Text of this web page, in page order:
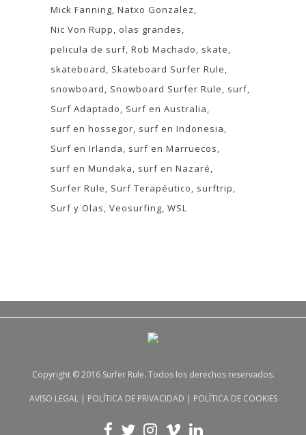
Mick Fanning Natxo Gonzalez
Nic Von Rupp
olas grandes
pelicula de surf Rob Machado
skate
skateboard
Skateboard Surfer Rule
snowboard
Snowboard Surfer Rule
surf
Surf Adaptado
Surf en Australia
surf en hossegor surf en Indonesia
Surf en Irlanda
surf en Marruecos
surf en Mundaka
surf en Nazaré
Surfer Rule
Surf Terapéutico
surftrip
Surf y Olas Veosurfing WSL
Copyright © 2016 Surfer Rule. Todos los derechos reservados.
AVISO LEGAL| POLÍTICA DE PRIVACIDAD | POLÍTICA DE COOKIES